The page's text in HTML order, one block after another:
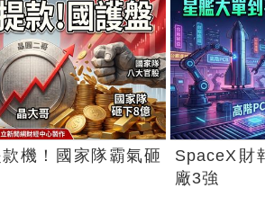
機！國家隊霸氣砸
SpaceX
廠3強